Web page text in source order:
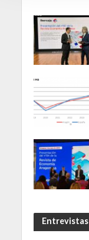
Entrevistas